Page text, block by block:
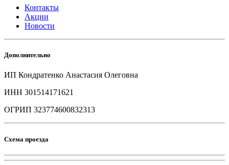
Контакты
Акции
Новости
Дополнительно
ИП Кондратенко Анастасия Олеговна
ИНН 301514171621
ОГРИП 323774600832313
Схема проезда